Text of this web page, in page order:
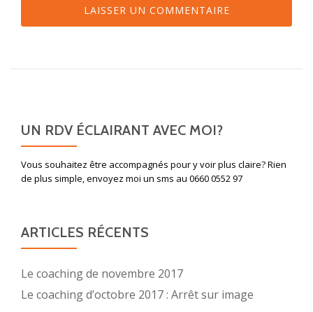
UN RDV ÉCLAIRANT AVEC MOI?
Vous souhaitez être accompagnés pour y voir plus claire? Rien
de plus simple, envoyez moi un sms au 0660 0552 97
ARTICLES RÉCENTS
Le coaching de novembre 2017
Le coaching d’octobre 2017 : Arrêt sur image